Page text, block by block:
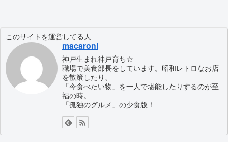
このサイトを運営してる人
macaroni
神戸生まれ神戸育ち☆
職場で美食部長をしています。昭和レトロなお店
を散策したり、
「今食べたい物」を一人で堪能したりするのが至
福の時。
「孤独のグルメ」の少食版！